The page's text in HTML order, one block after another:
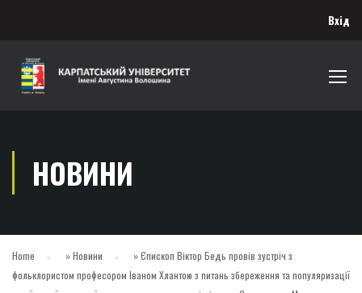
Вхід
НОВИНИ
Home »Новини »Єпископ Віктор Бедь провів зустріч з
фольклористом професором Іваном Хлантою з питань збереження та популяризації